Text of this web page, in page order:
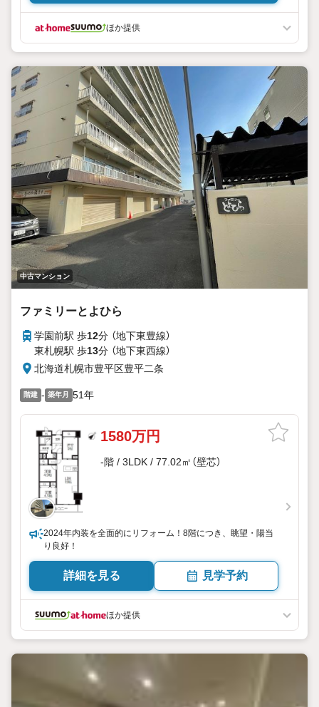
ほか提供
中古マンション
ファミリーとよひら
学園前駅 歩12分 （地下東豊線）
東札幌駅 歩13分 （地下東西線）
北海道札幌市豊平区豊平二条
階建 - 築年月 51年
1580万円
-階 / 3LDK / 77.02㎡（壁芯）
2024年内装を全面的にリフォーム！8階につき、眺望・陽当
り良好！
詳細を見る 見学予約
ほか提供